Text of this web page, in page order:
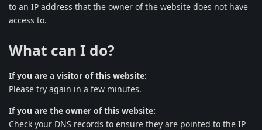
to an IP address that the owner of the website does not have
access to.
What can I do?
If you are a visitor of this website:
Please try again in a few minutes.
If you are the owner of this website:
Check your DNS records to ensure they are pointed to the IP